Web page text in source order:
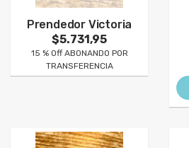
Prendedor Victoria
$5.731,95
15 % Off ABONANDO POR
TRANSFERENCIA